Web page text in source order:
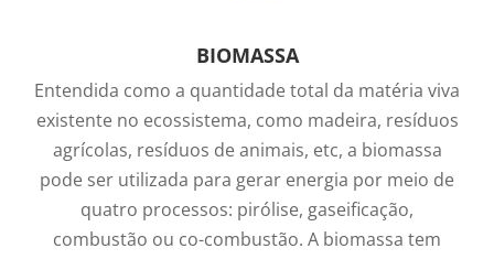
BIOMASSA
Entendida como a quantidade total da matéria viva
existente no ecossistema, como madeira, resíduos
agrícolas, resíduos de animais, etc, a biomassa
pode ser utilizada para gerar energia por meio de
quatro processos: pirólise, gaseificação,
combustão ou co-combustão. A biomassa tem